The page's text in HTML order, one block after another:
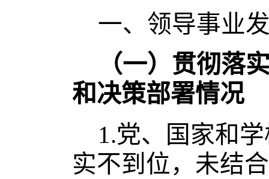
一、领导事业
（一）贯彻落
和决策部署情况
1.党、国家和
实不到位，未结